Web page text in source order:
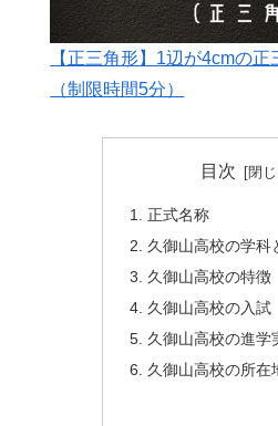
【正三角形】1辺が4cmの正
（制限時間5分）
目次
正式名称
久御山高校の学科
久御山高校の特徴
久御山高校の入試
久御山高校の進学
久御山高校の所在